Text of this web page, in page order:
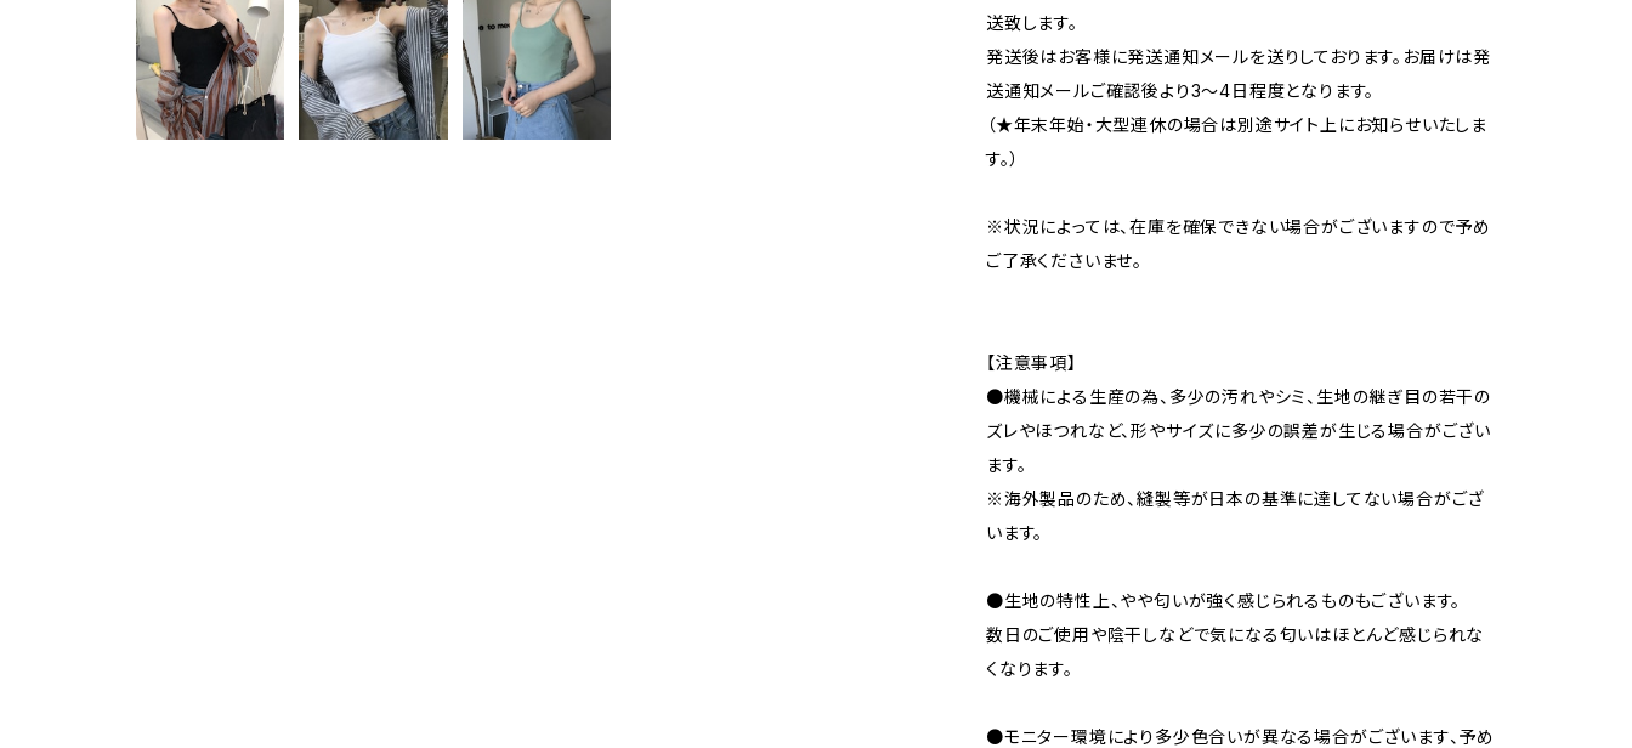
送致します。
発送後はお客様に発送通知メールを送りしております。お届けは発
送通知メールご確認後より3〜4日程度となります。
（★年末年始・大型連休の場合は別途サイト上にお知らせいたしま
す。）
※状況によっては、在庫を確保できない場合がございますので予め
ご了承くださいませ。
【注意事項】
●機械による生産の為、多少の汚れやシミ、生地の継ぎ目の若干の
ズレやほつれなど、形やサイズに多少の誤差が生じる場合がござい
ます。
※海外製品のため、縫製等が日本の基準に達してない場合がござ
います。
●生地の特性上、やや匂いが強く感じられるものもございます。
数日のご使用や陰干しなどで気になる匂いはほとんど感じられな
くなります。
●モニター環境により多少色合いが異なる場合がございます、予め